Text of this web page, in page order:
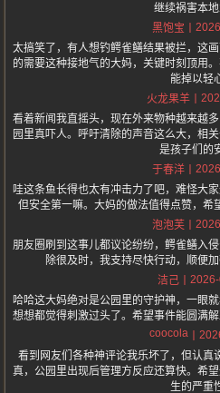
继续祸害本地
黑饱宝
太搞笑了，有人想钓鳄雀鳝结果被拦，这
的需要这种接地气的大妈，关键时刻顶用
能掉以轻
火龙果羊
看着新闻我直摇头，现在外来物种越来越
园里真吓人。呼吁清除的声音这么大，相
是孩子们的
于春洋
哇这条鱼长得也太有冲击力了吧，难怪大
但安全第一嘛。大妈的做法值得点赞，希
泡泡芙
朋友圈刷到这事儿都议论纷纷，鳄雀鳝入
除很及时，我支持尽快行动，顺便
洁己
哈哈这大妈绝对是公园里的守护神，一眼
想想都觉得刺激过头了。希望事件能圆满
coocola
看到网友们各种神评论我乐坏了，但认真
真，公园里出现后管理方反应还算快。希
生的严重